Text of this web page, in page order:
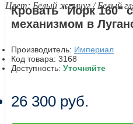
Цвет: Белый жемчуг / Белый
Кровать "Йорк 160"
механизмом в
Производитель: Империал
Код товара: 3168
Доступность: Уточняйте
26 300 руб.